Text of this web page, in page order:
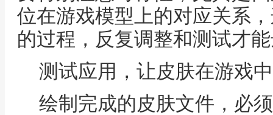
位在游戏模型上的对应关系
的过程，反复调整和测试才
测试应用，让皮肤在游戏
绘制完成的皮肤文件，必